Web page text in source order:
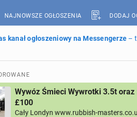
NAJNOWSZE OGŁOSZENIA DODAJ
kanał ogłoszeniowy na Messengerze –
Wywóz Śmieci Wywrotki 3.5t oraz
£100
Cały Londyn www.rubbish-